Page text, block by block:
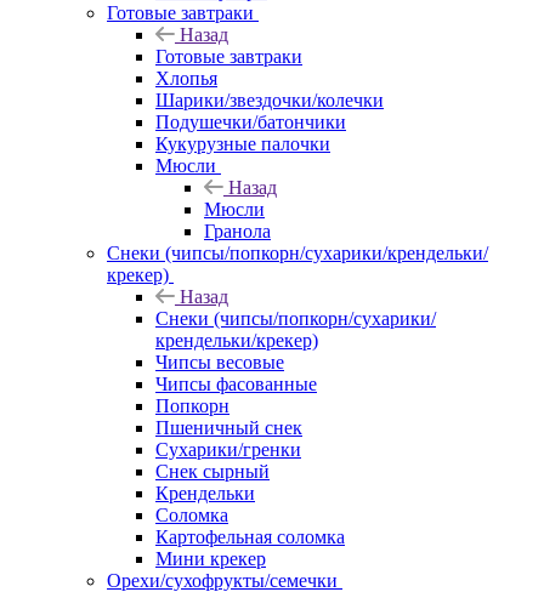
Готовые завтраки
Назад
Готовые завтраки
Хлопья
Шарики/звездочки/колечки
Подушечки/батончики
Кукурузные палочки
Мюсли
Назад
Мюсли
Гранола
Снеки (чипсы/попкорн/сухарики/крендельки/
крекер)
Назад
Снеки (чипсы/попкорн/сухарики/
крендельки/крекер)
Чипсы весовые
Чипсы фасованные
Попкорн
Пшеничный снек
Сухарики/гренки
Снек сырный
Крендельки
Соломка
Картофельная соломка
Мини крекер
Орехи/сухофрукты/семечки